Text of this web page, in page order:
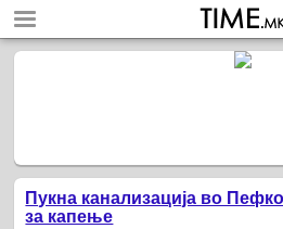
Пукна канализација во
за капење